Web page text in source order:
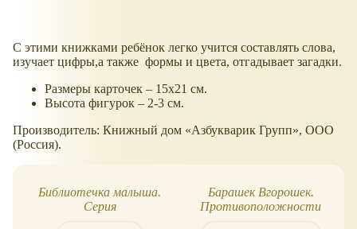
С этими книжками ребёнок легко учится составлять слова,
изучает цифры,а также формы и цвета, отгадывает загадки.
Размеры карточек – 15х21 см.
Высота фигурок – 2-3 см.
Производитель: Книжный дом
Азбукварик Групп , ООО
(Россия).
Библиотечка малыша.
Серия
Барашек Вгорошек.
Противоположности